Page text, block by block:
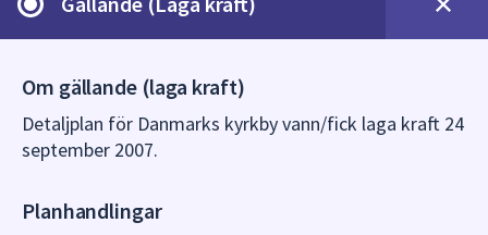
Om gällande (laga kraft)
Detaljplan för Danmarks kyrkby vann/fick laga kraft 24
september 2007.
Planhandlingar